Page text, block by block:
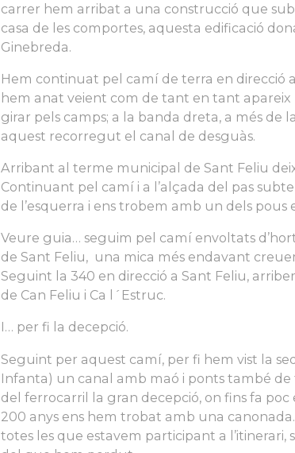
carrer hem arribat a una construcció que
casa de les comportes, aquesta edificació
Ginebreda.
Hem continuat pel camí de terra en direcció
hem anat veient com de tant en tant apareix
girar pels camps; a la banda dreta, a més de
aquest recorregut el canal de desguàs.
Arribant al terme municipal de Sant Feliu
Continuant pel camí i a l’alçada del pas
de l’esquerra i ens trobem amb un dels pous
Veure guia… seguim pel camí envoltats
de Sant Feliu, una mica més endavant
Seguint la 340 en direcció a Sant Feliu,
de Can Feliu i Ca l´Estruc.
I… per fi la decepció.
Seguint per aquest camí, per fi hem vist la
Infanta) un canal amb maó i ponts també de
del ferrocarril la gran decepció, on fins fa poc
200 anys ens hem trobat amb una
totes les que estavem participant a